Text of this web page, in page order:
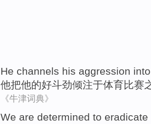
He channels his aggression
他把他的好斗劲倾注于体育比赛
《牛津词典》
We are determined to eradicate